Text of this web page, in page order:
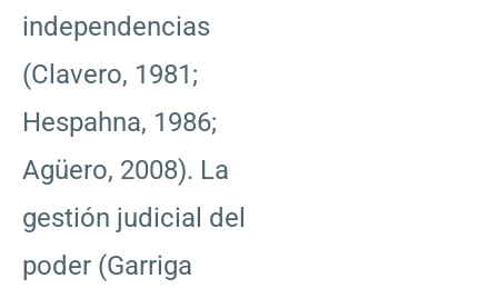
independencias
(Clavero, 1981;
Hespahna, 1986;
Agüero, 2008). La
gestión judicial del
poder (Garriga